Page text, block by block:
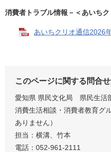
消費者トラブル情報－＜あいち
あいちクリオ通信2026
このページに関する問合
愛知県 県民文化局 県民生活
消費生活相談・消費者教育グ
ありません）
担当：横溝、竹本
電話：052-961-2111